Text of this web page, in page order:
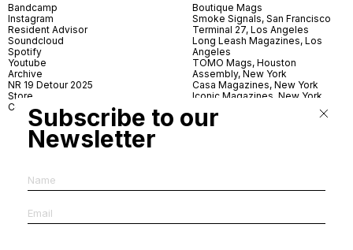
Bandcamp
Instagram
Resident Advisor
Soundcloud
Spotify
Youtube
Archive
NR 19 Detour 2025
Store
Contact
Boutique Mags
Smoke Signals, San Francisco
Terminal 27, Los Angeles
Long Leash Magazines, Los
Angeles
TOMO Mags, Houston
Assembly, New York
Casa Magazines, New York
Iconic Magazines, New York
Village Books, Leeds
Village Books, Manchester
The Photographer’s Gallery,
News & Coffee, Barcelona
Subscribe to our
Newsletter